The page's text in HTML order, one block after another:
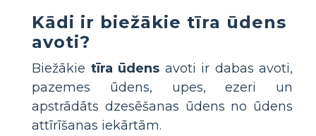
Kādi ir biežākie tīra ūdens
avoti?
Biežākie tīra ūdens avoti ir dabas avoti,
pazemes ūdens, upes, ezeri un
apstrādāts dzesēšanas ūdens no ūdens
attīrīšanas iekārtām.